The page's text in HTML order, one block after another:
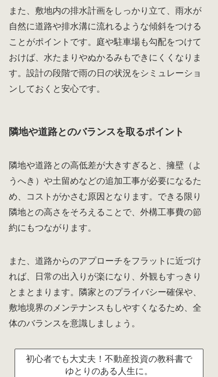
また、敷地内の排水計画をしっかり立て、雨水が
自然に道路や排水溝に流れるような傾斜をつける
ことがポイントです。庭や駐車場も勾配をつけて
おけば、水たまりやぬかるみもできにくくなりま
す。設計の段階で雨の日の状況をシミュレーショ
ンしておくと安心です。
隣地や道路とのバランスを取るポイント
隣地や道路との高低差が大きすぎると、擁壁（よ
うへき）や土留めなどの追加工事が必要になるた
め、コストがかさむ原因となります。できる限り
隣地との高さをそろえることで、外構工事費の節
約にもつながります。
また、道路からのアプローチをフラットに近づけ
れば、日常の出入りが楽になり、外観もすっきり
とまとまります。隣家とのプライバシー確保や、
敷地境界のメンテナンスもしやすくなるため、全
体のバランスを意識しましょう。
初心者でも大丈夫！不動産投資の教科書で
ゆとりのある人生に。